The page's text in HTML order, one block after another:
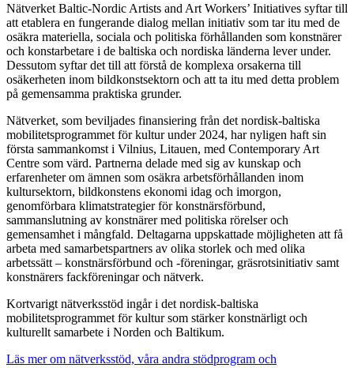
Nätverket Baltic-Nordic Artists and Art Workers’ Initiatives syftar till
att etablera en fungerande dialog mellan initiativ som tar itu med de
osäkra materiella, sociala och politiska förhållanden som konstnärer
och konstarbetare i de baltiska och nordiska länderna lever under.
Dessutom syftar det till att förstå de komplexa orsakerna till
osäkerheten inom bildkonstsektorn och att ta itu med detta problem
på gemensamma praktiska grunder.
Nätverket, som beviljades finansiering från det nordisk-baltiska
mobilitetsprogrammet för kultur under 2024, har nyligen haft sin
första sammankomst i Vilnius, Litauen, med Contemporary Art
Centre som värd. Partnerna delade med sig av kunskap och
erfarenheter om ämnen som osäkra arbetsförhållanden inom
kultursektorn, bildkonstens ekonomi idag och imorgon,
genomförbara klimatstrategier för konstnärsförbund,
sammanslutning av konstnärer med politiska rörelser och
gemensamhet i mångfald. Deltagarna uppskattade möjligheten att få
arbeta med samarbetspartners av olika storlek och med olika
arbetssätt – konstnärsförbund och -föreningar, gräsrotsinitiativ samt
konstnärers fackföreningar och nätverk.
Kortvarigt nätverksstöd ingår i det nordisk-baltiska
mobilitetsprogrammet för kultur som stärker konstnärligt och
kulturellt samarbete i Norden och Baltikum.
Läs mer om nätverksstöd, våra andra stödprogram och